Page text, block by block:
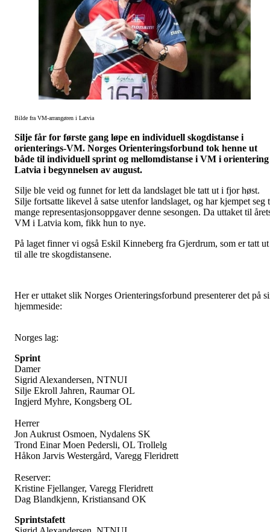
Bilde fra VM-arrangøren i Latvia
Silje får for første gang løpe en individuell skogdistanse i
orienterings-VM. Norges Orienteringsforbund tok henne ut
både til individuell sprint og mellomdistanse i VM i
Latvia i begynnelsen av august.
Silje ble veid og funnet for lett da landslaget ble tatt ut i fjor høst.
Silje fortsatte likevel å satse utenfor landslaget, og har kjempet seg
mange representasjonsoppgaver denne sesongen. Da uttaket til
VM i Latvia kom, fikk hun to nye.
På laget finner vi også Eskil Kinneberg fra Gjerdrum, som er tatt ut
til alle tre skogdistansene.
Her er uttaket slik Norges Orienteringsforbund presenterer det på
hjemmeside:
Norges lag:
Sprint
Damer
Sigrid Alexandersen, NTNUI
Silje Ekroll Jahren, Raumar OL
Ingjerd Myhre, Kongsberg OL
Herrer
Jon Aukrust Osmoen, Nydalens SK
Trond Einar Moen Pedersli, OL Trollelg
Håkon Jarvis Westergård, Varegg Fleridrett
Reserver:
Kristine Fjellanger, Varegg Fleridrett
Dag Blandkjenn, Kristiansand OK
Sprintstafett